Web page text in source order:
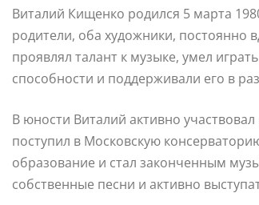
Виталий Кищенко родился 5 марта
родители, оба художники, постоянно
проявлял талант к музыке, умел
способности и поддерживали его в
В юности Виталий активно
поступил в Московскую
образование и стал законченным
собственные песни и активно